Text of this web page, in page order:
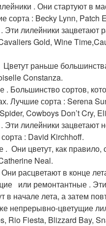
. Они стартуют в
сорта : Becky Lynn,
Эти лилейники зацветают
Gold, Wine
раньше
Constanza.
. Большинство сортов,
Лучшие сорта : Serena
Cowboys Don’t Cry,
Эти лилейники зацветают
: David Kirchhoff.
. Они цветут, как правило,
Neal.
расцветают в конце
или ремонтантные .
в начале лета, а затем
непрерывно-цветущие
Rio Fiesta, Blizzard Bay,